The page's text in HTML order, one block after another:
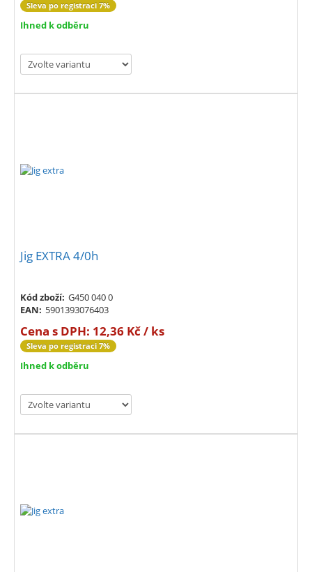
Sleva po registraci 7%
Ihned k odběru
Jig EXTRA 4/0h
Kód zboží: G450 040 0
EAN: 5901393076403
Cena s DPH: 12,36 Kč / ks
Sleva po registraci 7%
Ihned k odběru